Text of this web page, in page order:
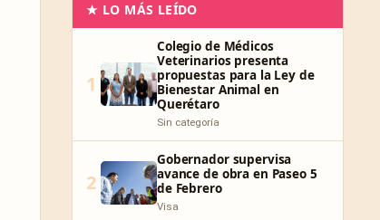
★ LO MÁS LEÍDO
1
Colegio de Médicos
Veterinarios presenta
propuestas para la Ley de
Bienestar Animal en
Querétaro
Sin categoría
2
Gobernador supervisa
avance de obra en Paseo 5
de Febrero
Visa